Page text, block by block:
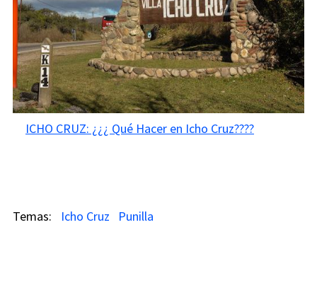
ICHO CRUZ: ¿¿¿ Qué Hacer en Icho Cruz????
Icho Cruz Punilla